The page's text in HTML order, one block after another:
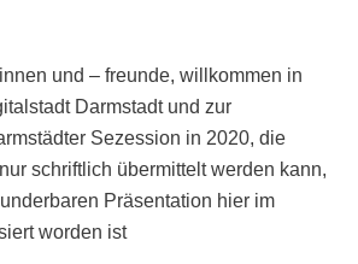
und – freunde, willkommen in
Darmstadt und zur
Sezession in 2020, die
schriftlich übermittelt werden kann,
Präsentation hier im
worden ist